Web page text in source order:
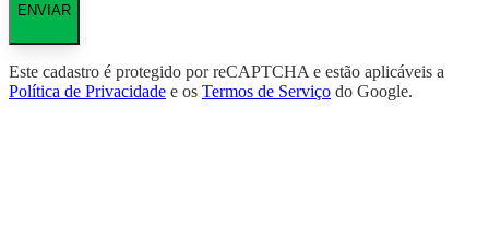
ENVIAR
Este cadastro é protegido por reCAPTCHA e estão aplicáveis a
Política de Privacidade e os Termos de Serviço do Google.